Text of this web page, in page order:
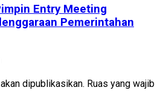
Entry Meeting
Pemerintahan
dipublikasikan. Ruas yang wajib